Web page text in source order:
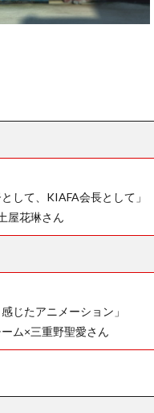
して、KIAFA会長として」
屋花琳さん
じたアニメーション」
ム×三重野聖愛さん